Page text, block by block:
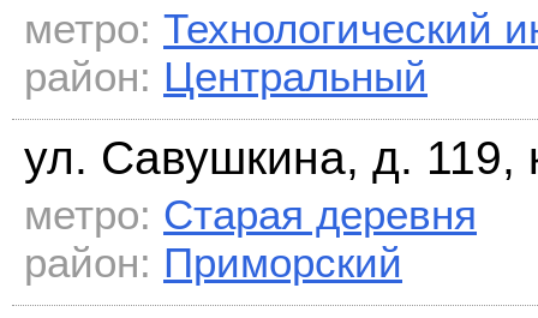
метро: Технологический
район: Центральный
ул. Савушкина, д. 119,
метро: Старая деревня
район: Приморский